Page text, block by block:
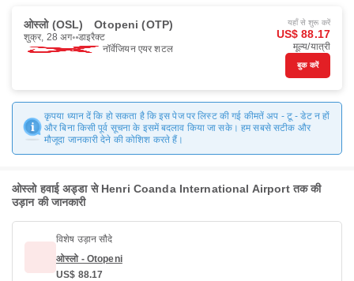
ओस्लो (OSL) Otopeni (OTP)
शुक्र, 28 अग॰ डाइरैक्ट
नॉर्वेजियन एयर शटल
यहाँ से शुरू करें
US$ 88.17
मूल्य/यात्री
बुक करें
कृपया ध्यान दें कि हो सकता है कि इस पेज पर लिस्ट की गई कीमतें अप - टू - डेट न हों
और बिना किसी पूर्व सूचना के इसमें बदलाव किया जा सके। हम सबसे सटीक और
मौजूदा जानकारी देने की कोशिश करते हैं।
ओस्लो हवाई अड्डा से Henri Coanda International Airport तक की
उड़ान की जानकारी
विशेष उड़ान सौदे
ओस्लो - Otopeni
US$ 88.17